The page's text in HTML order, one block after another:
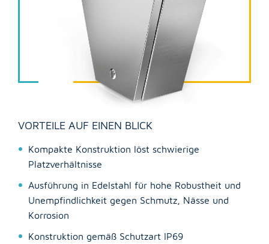
VORTEILE AUF EINEN BLICK
Kompakte Konstruktion löst schwierige
Platzverhältnisse
Ausführung in Edelstahl für hohe Robustheit und
Unempfindlichkeit gegen Schmutz, Nässe und
Korrosion
Konstruktion gemäß Schutzart IP69